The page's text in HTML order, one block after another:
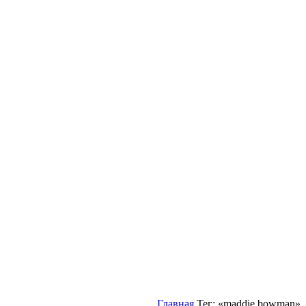
Главная Тег: «maddie bowman»